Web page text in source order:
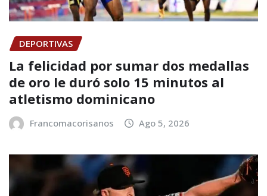
DEPORTIVAS
La felicidad por sumar dos medallas
de oro le duró solo 15 minutos al
atletismo dominicano
Francomacorisanos Ago 5, 2026